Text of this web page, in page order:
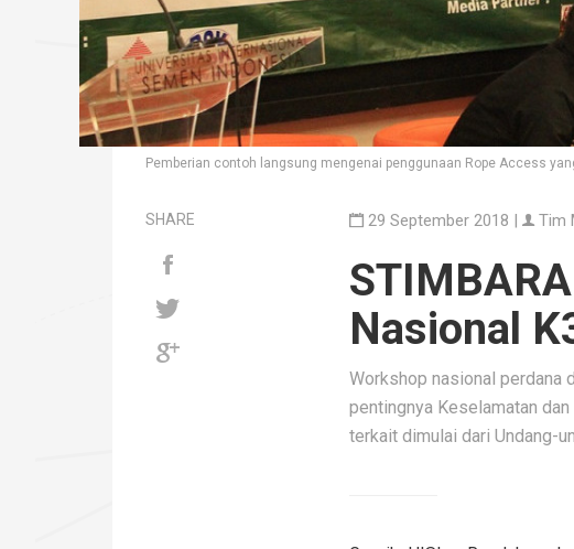
Pemberian contoh langsung mengenai penggunaan Rope Access
SHARE 29 September 2018 | Tim
Nasional
Workshop nasional perdana
pentingnya Keselamatan
terkait dimulai dari Undang-